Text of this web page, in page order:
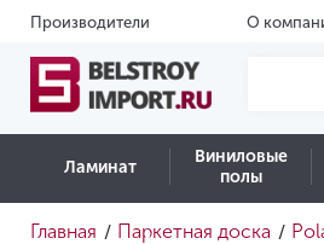
Производители О
Ламинат
Виниловые
полы
Главная / Паркетная доска /